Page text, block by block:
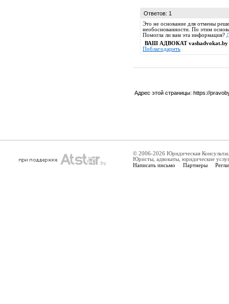
Ответов: 1
Это не основание для отмены
необоснованности. По этим
Помогла ли вам эта информация?
ВАШ АДВОКАТ vashadvokat.by
Поблагодарить
Адрес этой страницы: https://
© 2006-2026 Юридическая
Юристы, адвокаты, юридические
Написать письмо Партнеры